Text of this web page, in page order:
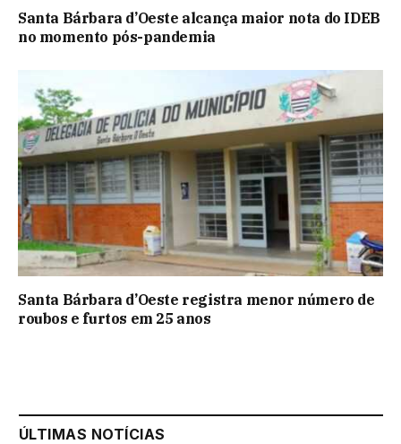
Santa Bárbara d’Oeste alcança maior nota do IDEB
no momento pós-pandemia
Santa Bárbara d’Oeste registra menor número de
roubos e furtos em 25 anos
ÚLTIMAS NOTÍCIAS